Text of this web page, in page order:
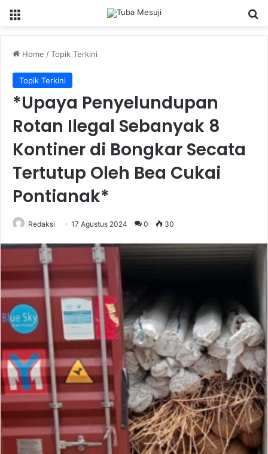
Home /Topik Terkini
Topik Terkini
*Upaya Penyelundupan
Rotan Ilegal Sebanyak 8
Kontiner di Bongkar Secata
Tertutup Oleh Bea Cukai
Pontianak*
Redaksi 17 Agustus 2024 0 30